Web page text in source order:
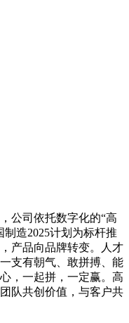
公司依托数字化的“高
造2025计划为标杆推
产品向品牌转变。人才
支有朝气、敢拼搏、能
，一起拼，一定赢。高
队共创价值，与客户共